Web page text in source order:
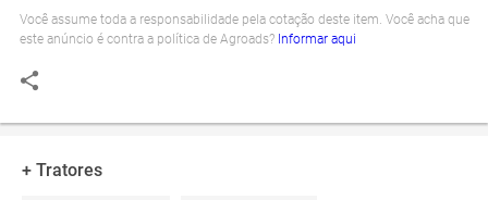
Você assume toda a responsabilidade pela cotação deste item. Você acha que
este anúncio é contra a política de Agroads? Informar aqui
+ Tratores